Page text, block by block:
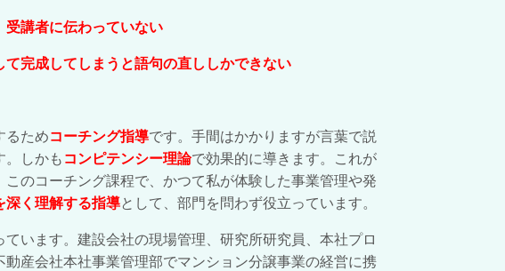
受講者に伝わっていない
完成してしまうと語句の直ししかできない
るためコーチング指導です。手間はかかりますが言葉で説
。しかも コンピテンシー理論で効果的に導きます。これが
のコーチング課程で、かつて私が体験した事業管理や発
深く理解する指導として、部門を問わず役立っています。
います。建設会社の現場管理、研究所研究員、本社プロ
産会社本社事業管理部でマンション分譲事業の経営に携